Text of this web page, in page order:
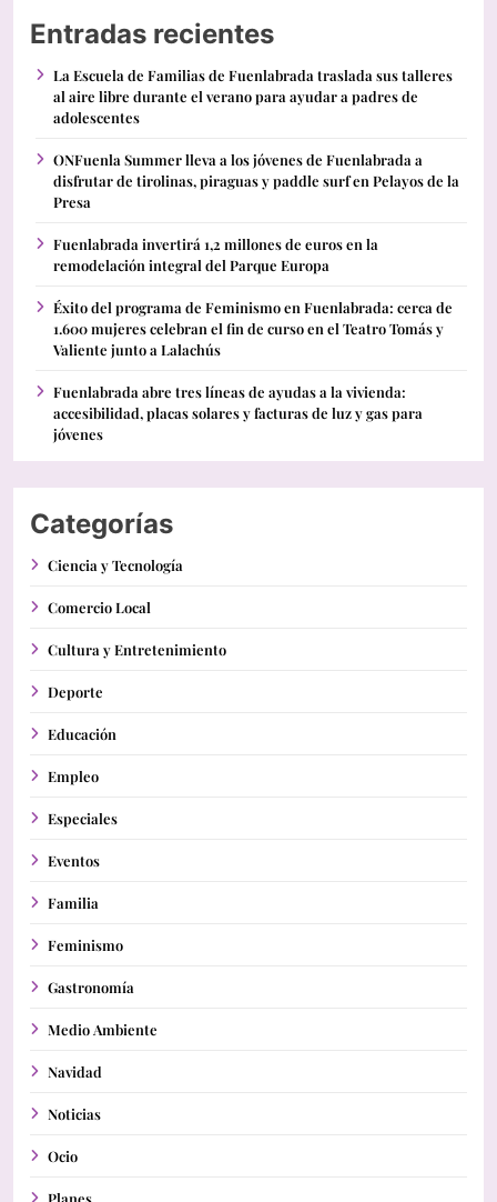
Entradas recientes
La Escuela de Familias de Fuenlabrada traslada sus talleres
al aire libre durante el verano para ayudar a padres de
adolescentes
ONFuenla Summer lleva a los jóvenes de Fuenlabrada a
disfrutar de tirolinas, piraguas y paddle surf en Pelayos de la
Presa
Fuenlabrada invertirá 1,2 millones de euros en la
remodelación integral del Parque Europa
Éxito del programa de Feminismo en Fuenlabrada: cerca de
1.600 mujeres celebran el fin de curso en el Teatro Tomás y
Valiente junto a Lalachús
Fuenlabrada abre tres líneas de ayudas a la vivienda:
accesibilidad, placas solares y facturas de luz y gas para
jóvenes
Categorías
Ciencia y Tecnología
Comercio Local
Cultura y Entretenimiento
Deporte
Educación
Empleo
Especiales
Eventos
Familia
Feminismo
Gastronomía
Medio Ambiente
Navidad
Noticias
Ocio
Planes